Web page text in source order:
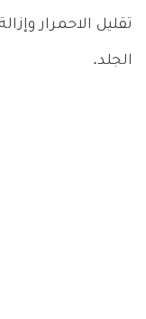
تقليل الاحمرار
الجلد.